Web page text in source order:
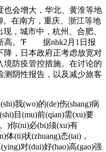
会增大，华北、黄淮等地
。在南方，重庆、浙江等地
，城市中，杭州、合肥、
高。℉ 据nhk2月1日报
降，日本政府正考虑放宽对
境防疫管控措施。在讨论的
测阴性报告，以及减少旅客
我(wo)的(de)伤(shang)病
目(mu)前(qian)需(xu)要
)你(ni)必(bi)须(xu)有
体(ti)状(zhuang)态(tai)，
对(dui)好(hao)高(gao)强